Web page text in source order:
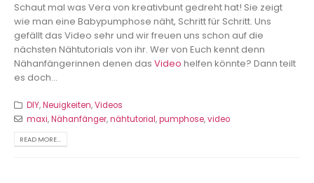
Schaut mal was Vera von kreativbunt gedreht hat! Sie zeigt
wie man eine Babypumphose näht, Schritt für Schritt. Uns
gefällt das Video sehr und wir freuen uns schon auf die
nächsten Nähtutorials von ihr. Wer von Euch kennt denn
Nähanfängerinnen denen das Video helfen könnte? Dann teilt
es doch...
DIY,Neuigkeiten,Videos
maxi,Nähanfänger,nähtutorial,pumphose,video
READ MORE...